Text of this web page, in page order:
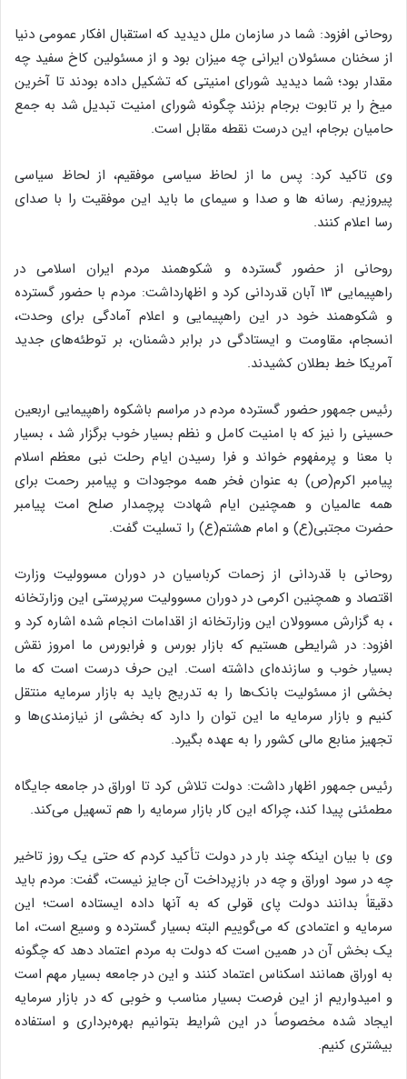
روحانی افزود: شما در سازمان ملل دیدید که استقبال افکار عمومی دنیا
از سخنان مسئولان ایرانی چه میزان بود و از مسئولین کاخ سفید چه
مقدار بود؛ شما دیدید شورای امنیتی که تشکیل داده بودند تا آخرین
میخ را بر تابوت برجام بزنند چگونه شورای امنیت تبدیل شد به جمع
حامیان برجام، این درست نقطه مقابل است.
وی تاکید کرد: پس ما از لحاظ سیاسی موفقیم، از لحاظ سیاسی
پیروزیم. رسانه ها و صدا و سیمای ما باید این موفقیت را با صدای
رسا اعلام کنند.
روحانی از حضور گسترده و شکوهمند مردم ایران اسلامی در
راهپیمایی ۱۳ آبان قدردانی کرد و اظهارداشت: مردم با حضور گسترده
و شکوهمند خود در این راهپیمایی و اعلام آمادگی برای وحدت،
انسجام، مقاومت و ایستادگی در برابر دشمنان، بر توطئه‌های جدید
آمریکا خط بطلان کشیدند.
رئیس جمهور حضور گسترده مردم در مراسم باشکوه راهپیمایی اربعین
حسینی را نیز که با امنیت کامل و نظم بسیار خوب برگزار شد ، بسیار
با معنا و پرمفهوم خواند و فرا رسیدن ایام رحلت نبی معظم اسلام
پیامبر اکرم(ص) به عنوان فخر همه موجودات و پیامبر رحمت برای
همه عالمیان و همچنین ایام شهادت پرچمدار صلح امت پیامبر
حضرت مجتبی(ع) و امام هشتم(ع) را تسلیت گفت.
روحانی با قدردانی از زحمات کرباسیان در دوران مسوولیت وزارت
اقتصاد و همچنین اکرمی در دوران مسوولیت سرپرستی این وزارتخانه
، به گزارش مسوولان این وزارتخانه از اقدامات انجام شده اشاره کرد و
افزود: در شرایطی هستیم که بازار بورس و فرابورس ما امروز نقش
بسیار خوب و سازنده‌ای داشته است. این حرف درست است که ما
بخشی از مسئولیت بانک‌ها را به تدریج باید به بازار سرمایه منتقل
کنیم و بازار سرمایه ما این توان را دارد که بخشی از نیازمندی‌ها و
تجهیز منابع مالی کشور را به عهده بگیرد.
رئیس جمهور اظهار داشت: دولت تلاش کرد تا اوراق در جامعه جایگاه
مطمئنی پیدا کند، چراکه این کار بازار سرمایه را هم تسهیل می‌کند.
وی با بیان اینکه چند بار در دولت تأکید کردم که حتی یک روز تاخیر
چه در سود اوراق و چه در بازپرداخت آن جایز نیست، گفت: مردم باید
دقیقاً بدانند دولت پای قولی که به آنها داده ایستاده است؛ این
سرمایه و اعتمادی که می‌گوییم البته بسیار گسترده و وسیع است، اما
یک بخش‌ آن در همین است که دولت به مردم اعتماد دهد که چگونه
به اوراق همانند اسکناس اعتماد ‌کنند و این در جامعه بسیار مهم است
و امیدواریم از این فرصت بسیار مناسب و خوبی که در بازار سرمایه
ایجاد شده مخصوصاً در این شرایط بتوانیم بهره‌برداری و استفاده
بیشتری کنیم.